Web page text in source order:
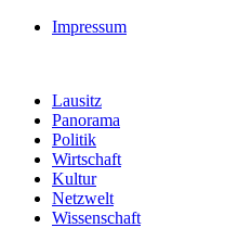
Impressum
Lausitz
Panorama
Politik
Wirtschaft
Kultur
Netzwelt
Wissenschaft